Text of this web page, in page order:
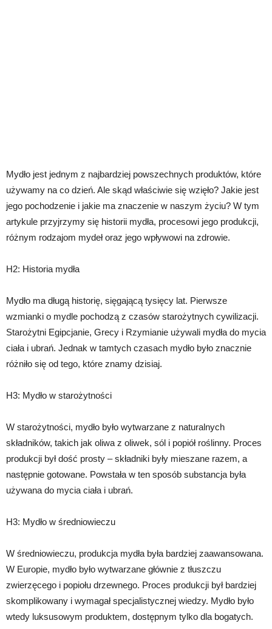
Mydło jest jednym z najbardziej powszechnych produktów, które
używamy na co dzień. Ale skąd właściwie się wzięło? Jakie jest
jego pochodzenie i jakie ma znaczenie w naszym życiu? W tym
artykule przyjrzymy się historii mydła, procesowi jego produkcji,
różnym rodzajom mydeł oraz jego wpływowi na zdrowie.
H2: Historia mydła
Mydło ma długą historię, sięgającą tysięcy lat. Pierwsze
wzmianki o mydle pochodzą z czasów starożytnych cywilizacji.
Starożytni Egipcjanie, Grecy i Rzymianie używali mydła do mycia
ciała i ubrań. Jednak w tamtych czasach mydło było znacznie
różniło się od tego, które znamy dzisiaj.
H3: Mydło w starożytności
W starożytności, mydło było wytwarzane z naturalnych
składników, takich jak oliwa z oliwek, sól i popiół roślinny. Proces
produkcji był dość prosty – składniki były mieszane razem, a
następnie gotowane. Powstała w ten sposób substancja była
używana do mycia ciała i ubrań.
H3: Mydło w średniowieczu
W średniowieczu, produkcja mydła była bardziej zaawansowana.
W Europie, mydło było wytwarzane głównie z tłuszczu
zwierzęcego i popiołu drzewnego. Proces produkcji był bardziej
skomplikowany i wymagał specjalistycznej wiedzy. Mydło było
wtedy luksusowym produktem, dostępnym tylko dla bogatych.